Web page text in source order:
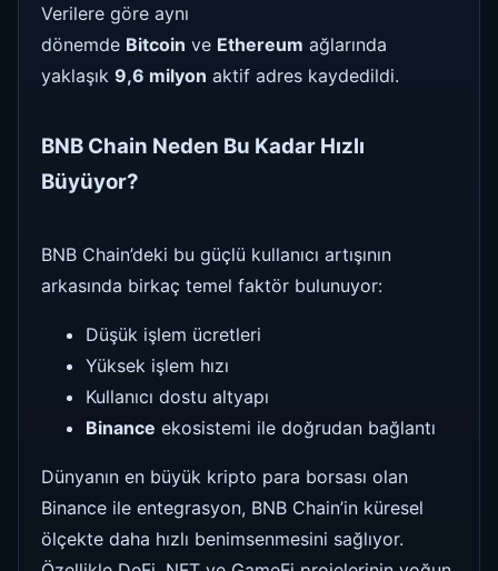
Verilere göre aynı
dönemde Bitcoin ve Ethereum ağlarında
yaklaşık 9,6 milyon aktif adres kaydedildi.
BNB Chain Neden Bu Kadar Hızlı
Büyüyor?
BNB Chain’deki bu güçlü kullanıcı artışının
arkasında birkaç temel faktör bulunuyor:
Düşük işlem ücretleri
Yüksek işlem hızı
Kullanıcı dostu altyapı
Binance ekosistemi ile doğrudan bağlantı
Dünyanın en büyük kripto para borsası olan
Binance ile entegrasyon, BNB Chain’in küresel
ölçekte daha hızlı benimsenmesini sağlıyor.